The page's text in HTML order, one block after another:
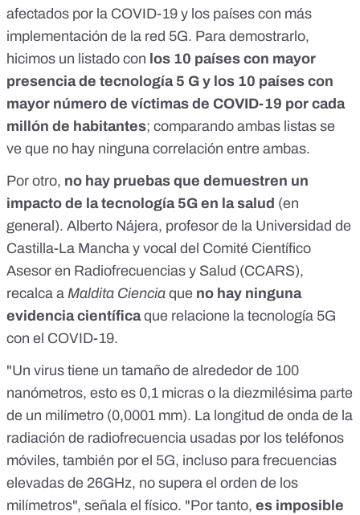
afectados por la COVID-19 y los países con más
implementación de la red 5G. Para demostrarlo,
hicimos un listado con los 10 países con mayor
presencia de tecnología 5 G y los 10 países con
mayor número de víctimas de COVID-19 por cada
millón de habitantes; comparando ambas listas se
ve que no hay ninguna correlación entre ambas.
Por otro, no hay pruebas que demuestren un
impacto de la tecnología 5G en la salud (en
general). Alberto Nájera, profesor de la Universidad de
Castilla-La Mancha y vocal del Comité Científico
Asesor en Radiofrecuencias y Salud (CCARS),
recalca a Maldita Ciencia que no hay ninguna
evidencia científicaque relacione la tecnología 5G
con el COVID-19.
"Un virus tiene un tamaño de alrededor de 100
nanómetros, esto es 0,1 micras o la diezmilésima parte
de un milímetro (0,0001 mm). La longitud de onda de la
radiación de radiofrecuencia usadas por los teléfonos
móviles, también por el 5G, incluso para frecuencias
elevadas de 26GHz, no supera el orden de los
milímetros", señala el físico. "Por tanto, es imposible